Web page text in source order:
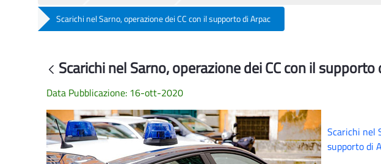
Scarichi nel Sarno, operazione dei CC con il supporto di Arpac
Scarichi nel Sarno, operazione dei CC con il supporto
Data Pubblicazione: 16-ott-2020
Scarichi nel
supporto di